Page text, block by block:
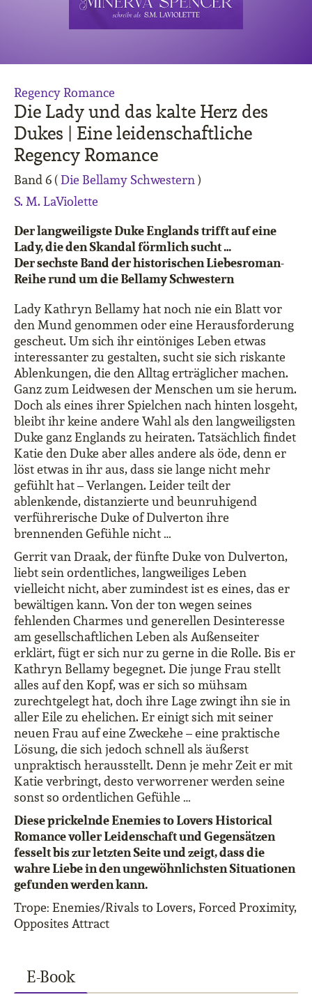
Die Lady und das kalte Herz des
Dukes | Eine leidenschaftliche
Regency Romance
Band 6 (Die Bellamy Schwestern)
S. M. LaViolette
Regency Romance
Der langweiligste Duke Englands trifft auf eine
Lady, die den Skandal förmlich sucht …
Der sechste Band der historischen Liebesroman-
Reihe rund um die Bellamy Schwestern
Lady Kathryn Bellamy hat noch nie ein Blatt vor
den Mund genommen oder eine Herausforderung
gescheut. Um sich ihr eintöniges Leben etwas
interessanter zu gestalten, sucht sie sich riskante
Ablenkungen, die den Alltag erträglicher machen.
Ganz zum Leidwesen der Menschen um sie herum.
Doch als eines ihrer Spielchen nach hinten losgeht,
bleibt ihr keine andere Wahl als den langweiligsten
Duke ganz Englands zu heiraten. Tatsächlich findet
Katie den Duke aber alles andere als öde, denn er
löst etwas in ihr aus, dass sie lange nicht mehr
gefühlt hat – Verlangen. Leider teilt der
ablenkende, distanzierte und beunruhigend
verführerische Duke of Dulverton ihre
brennenden Gefühle nicht …
Gerrit van Draak, der fünfte Duke von Dulverton,
liebt sein ordentliches, langweiliges Leben
vielleicht nicht, aber zumindest ist es eines, das er
bewältigen kann. Von der ton wegen seines
fehlenden Charmes und generellen Desinteresse
am gesellschaftlichen Leben als Außenseiter
erklärt, fügt er sich nur zu gerne in die Rolle. Bis er
Kathryn Bellamy begegnet. Die junge Frau stellt
alles auf den Kopf, was er sich so mühsam
zurechtgelegt hat, doch ihre Lage zwingt ihn sie in
aller Eile zu ehelichen. Er einigt sich mit seiner
neuen Frau auf eine Zweckehe – eine praktische
Lösung, die sich jedoch schnell als äußerst
unpraktisch herausstellt. Denn je mehr Zeit er mit
Katie verbringt, desto verworrener werden seine
sonst so ordentlichen Gefühle …
Diese prickelnde Enemies to Lovers Historical
Romance voller Leidenschaft und Gegensätzen
fesselt bis zur letzten Seite und zeigt, dass die
wahre Liebe in den ungewöhnlichsten Situationen
gefunden werden kann.
Trope: Enemies/Rivals to Lovers, Forced Proximity,
Opposites Attract
E-Book